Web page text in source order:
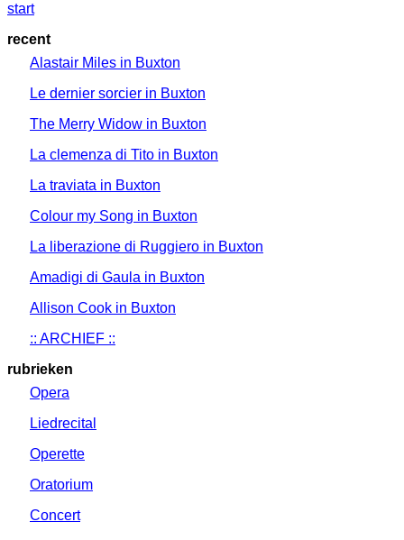
start
recent
Alastair Miles in Buxton
Le dernier sorcier in Buxton
The Merry Widow in Buxton
La clemenza di Tito in Buxton
La traviata in Buxton
Colour my Song in Buxton
La liberazione di Ruggiero in Buxton
Amadigi di Gaula in Buxton
Allison Cook in Buxton
:: ARCHIEF ::
rubrieken
Opera
Liedrecital
Operette
Oratorium
Concert